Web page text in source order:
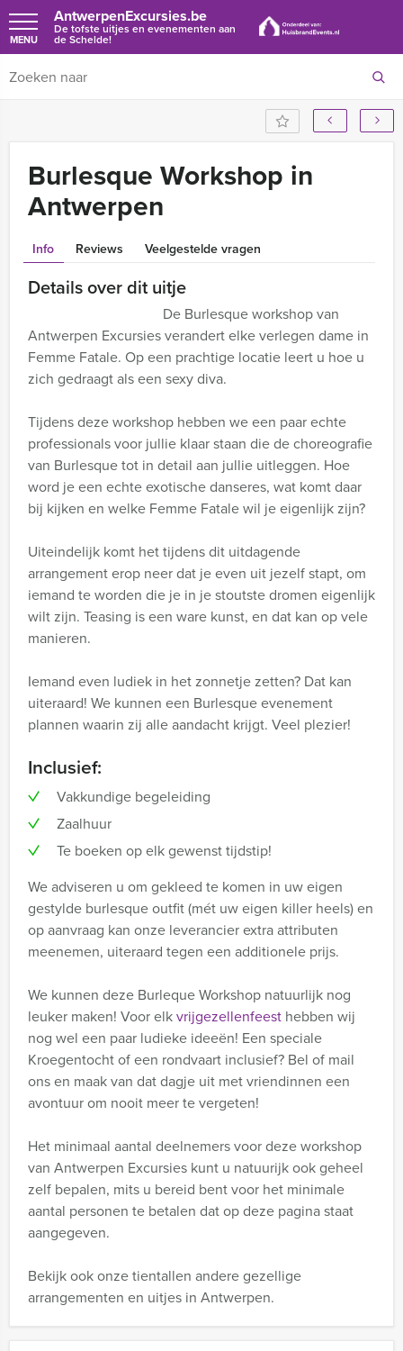
AntwerpenExcursies.be
De tofste uitjes en evenementen aan
de Schelde!
MENU
Burlesque Workshop in
Antwerpen
Info Reviews Veelgestelde vragen
Details over dit uitje
De Burlesque workshop van
Antwerpen Excursies verandert elke verlegen dame in
Femme Fatale. Op een prachtige locatie leert u hoe u
zich gedraagt als een sexy diva.
Tijdens deze workshop hebben we een paar echte
professionals voor jullie klaar staan die de choreografie
van Burlesque tot in detail aan jullie uitleggen. Hoe
word je een echte exotische danseres, wat komt daar
bij kijken en welke Femme Fatale wil je eigenlijk zijn?
Uiteindelijk komt het tijdens dit uitdagende
arrangement erop neer dat je even uit jezelf stapt, om
iemand te worden die je in je stoutste dromen eigenlijk
wilt zijn. Teasing is een ware kunst, en dat kan op vele
manieren.
Iemand even ludiek in het zonnetje zetten? Dat kan
uiteraard! We kunnen een Burlesque evenement
plannen waarin zij alle aandacht krijgt. Veel plezier!
Inclusief:
Vakkundige begeleiding
Zaalhuur
Te boeken op elk gewenst tijdstip!
We adviseren u om gekleed te komen in uw eigen
gestylde burlesque outfit (mét uw eigen killer heels) en
op aanvraag kan onze leverancier extra attributen
meenemen, uiteraard tegen een additionele prijs.
We kunnen deze Burleque Workshop natuurlijk nog
leuker maken! Voor elkvrijgezellenfeest hebben wij
nog wel een paar ludieke ideeën! Een speciale
Kroegentocht of een rondvaart inclusief? Bel of mail
ons en maak van dat dagje uit met vriendinnen een
avontuur om nooit meer te vergeten!
Het minimaal aantal deelnemers voor deze workshop
van Antwerpen Excursies kunt u natuurijk ook geheel
zelf bepalen, mits u bereid bent voor het minimale
aantal personen te betalen dat op deze pagina staat
aangegeven.
Bekijk ook onze tientallen andere gezellige
arrangementen en uitjes in Antwerpen.